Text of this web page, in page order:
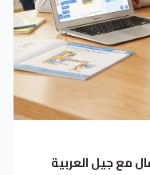
مع جيل العربية